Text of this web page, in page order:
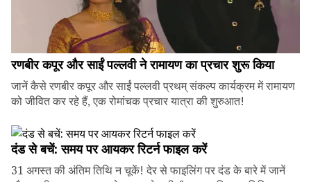
रणबीर कपूर और साईं पल्लवी ने रामायण का प्रचार शुरू किया
जानें कैसे रणबीर कपूर और साईं पल्लवी प्रथम् संकल्प कार्यक्रम में रामायण
को जीवित कर रहे हैं, एक रोमांचक प्रचार यात्रा की शुरुआत!
दंड से बचें: समय पर आयकर रिटर्न फाइल करें
31 अगस्त की अंतिम तिथि न चूकें! देर से फाइलिंग पर दंड के बारे में जानें